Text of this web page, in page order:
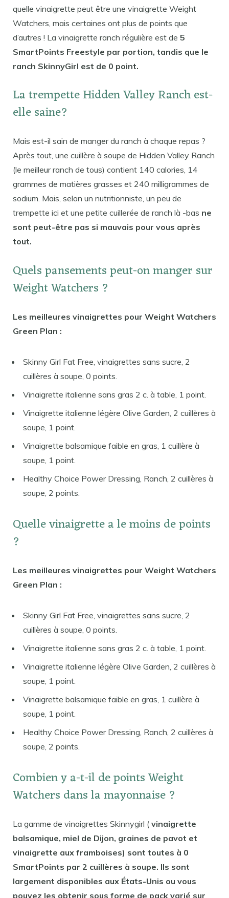
quelle vinaigrette peut être une vinaigrette Weight
Watchers, mais certaines ont plus de points que
d’autres ! La vinaigrette ranch régulière est de 5
SmartPoints Freestyle par portion, tandis que le
ranch SkinnyGirl est de 0 point.
La trempette Hidden Valley Ranch est-
elle saine?
Mais est-il sain de manger du ranch à chaque repas ?
Après tout, une cuillère à soupe de Hidden Valley Ranch
(le meilleur ranch de tous) contient 140 calories, 14
grammes de matières grasses et 240 milligrammes de
sodium. Mais, selon un nutritionniste, un peu de
trempette ici et une petite cuillerée de ranch là -bas ne
sont peut-être pas si mauvais pour vous après
tout.
Quels pansements peut-on manger sur
Weight Watchers ?
Les meilleures vinaigrettes pour Weight Watchers
Green Plan :
Skinny Girl Fat Free, vinaigrettes sans sucre, 2
cuillères à soupe, 0 points.
Vinaigrette italienne sans gras 2 c. à table, 1 point.
Vinaigrette italienne légère Olive Garden, 2 cuillères à
soupe, 1 point.
Vinaigrette balsamique faible en gras, 1 cuillère à
soupe, 1 point.
Healthy Choice Power Dressing, Ranch, 2 cuillères à
soupe, 2 points.
Quelle vinaigrette a le moins de points
?
Les meilleures vinaigrettes pour Weight Watchers
Green Plan :
Skinny Girl Fat Free, vinaigrettes sans sucre, 2
cuillères à soupe, 0 points.
Vinaigrette italienne sans gras 2 c. à table, 1 point.
Vinaigrette italienne légère Olive Garden, 2 cuillères à
soupe, 1 point.
Vinaigrette balsamique faible en gras, 1 cuillère à
soupe, 1 point.
Healthy Choice Power Dressing, Ranch, 2 cuillères à
soupe, 2 points.
Combien y a-t-il de points Weight
Watchers dans la mayonnaise ?
La gamme de vinaigrettes Skinnygirl ( vinaigrette
balsamique, miel de Dijon, graines de pavot et
vinaigrette aux framboises) sont toutes à 0
SmartPoints par 2 cuillères à soupe. Ils sont
largement disponibles aux États-Unis ou vous
pouvez les obtenir sous forme de pack varié sur